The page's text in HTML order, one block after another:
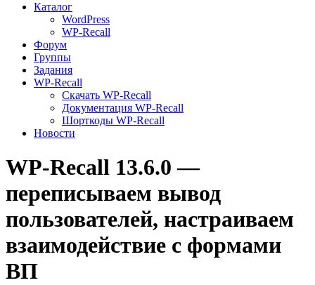
Каталог
WordPress
WP-Recall
Форум
Группы
Задания
WP-Recall
Скачать WP-Recall
Документация WP-Recall
Шорткоды WP-Recall
Новости
WP-Recall 13.6.0 —
переписываем вывод
пользователей, настраиваем
взаимодействие с формами
ВП